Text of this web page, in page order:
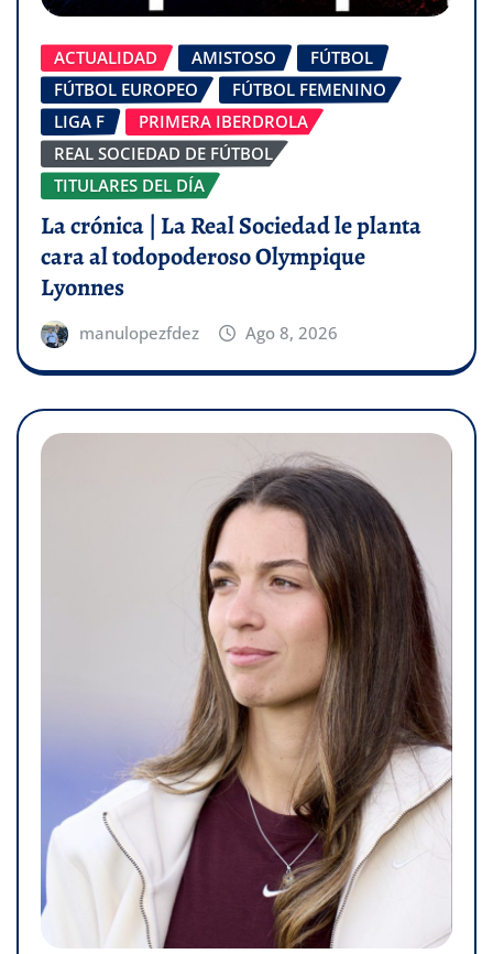
ACTUALIDAD AMISTOSO
FÚTBOL
FÚTBOL EUROPEO
FÚTBOL FEMENINO
LIGA F
PRIMERA IBERDROLA
REAL SOCIEDAD DE FÚTBOL
TITULARES DEL DÍA
La crónica | La Real Sociedad le planta
cara al todopoderoso Olympique
Lyonnes
manulopezfdez Ago 8, 2026